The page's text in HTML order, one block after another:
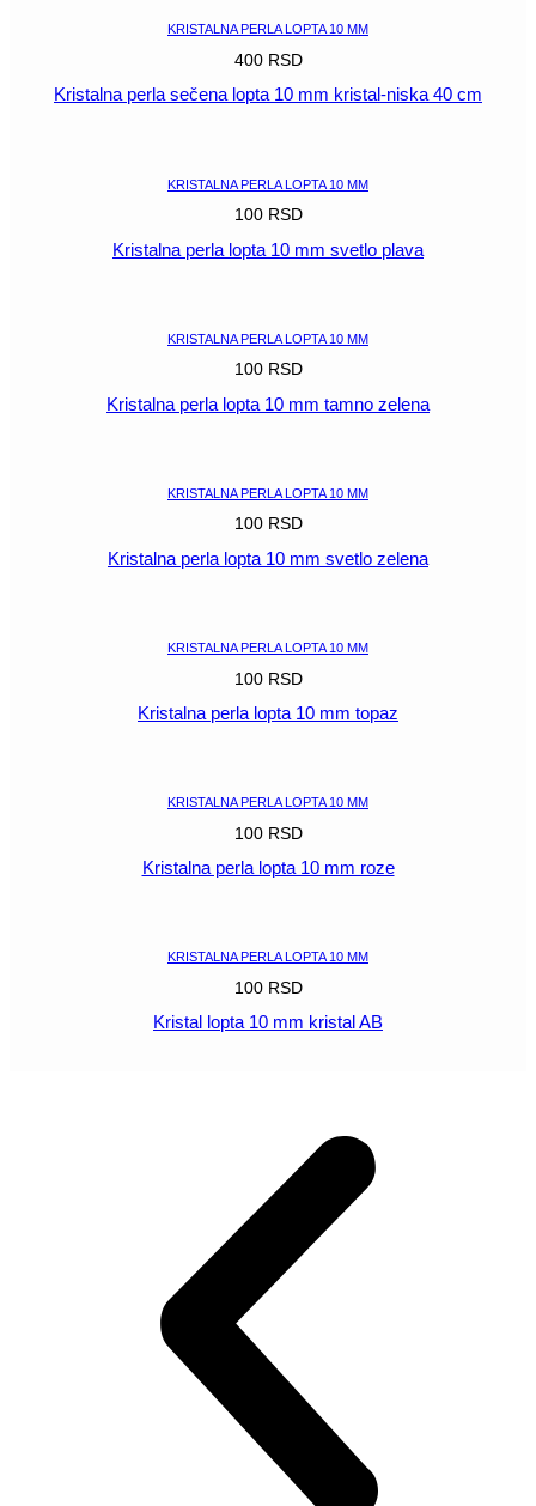
KRISTALNA PERLA LOPTA 10 MM
400 RSD
Kristalna perla sečena lopta 10 mm kristal-niska 40 cm
KRISTALNA PERLA LOPTA 10 MM
100 RSD
Kristalna perla lopta 10 mm svetlo plava
KRISTALNA PERLA LOPTA 10 MM
100 RSD
Kristalna perla lopta 10 mm tamno zelena
KRISTALNA PERLA LOPTA 10 MM
100 RSD
Kristalna perla lopta 10 mm svetlo zelena
KRISTALNA PERLA LOPTA 10 MM
100 RSD
Kristalna perla lopta 10 mm topaz
KRISTALNA PERLA LOPTA 10 MM
100 RSD
Kristalna perla lopta 10 mm roze
KRISTALNA PERLA LOPTA 10 MM
100 RSD
Kristal lopta 10 mm kristal AB